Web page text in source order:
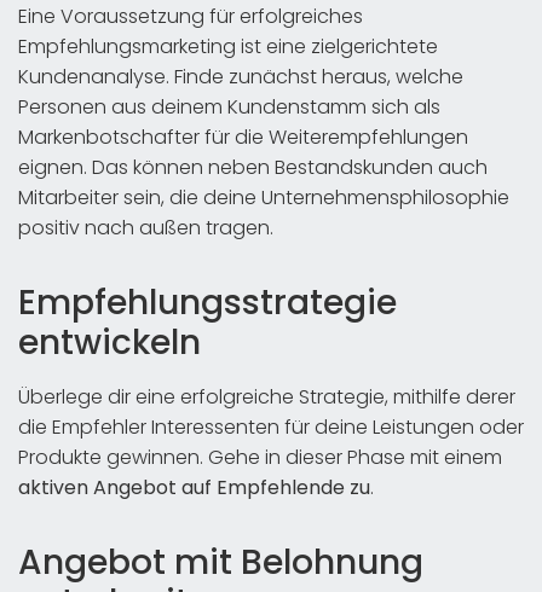
Eine Voraussetzung für erfolgreiches
Empfehlungsmarketing ist eine zielgerichtete
Kundenanalyse. Finde zunächst heraus, welche
Personen aus deinem Kundenstamm sich als
Markenbotschafter für die Weiterempfehlungen
eignen. Das können neben Bestandskunden auch
Mitarbeiter sein, die deine Unternehmensphilosophie
positiv nach außen tragen.
Empfehlungsstrategie
entwickeln
Überlege dir eine erfolgreiche Strategie, mithilfe derer
die Empfehler Interessenten für deine Leistungen oder
Produkte gewinnen. Gehe in dieser Phase mit einem
aktiven Angebot auf Empfehlende zu.
Angebot mit Belohnung